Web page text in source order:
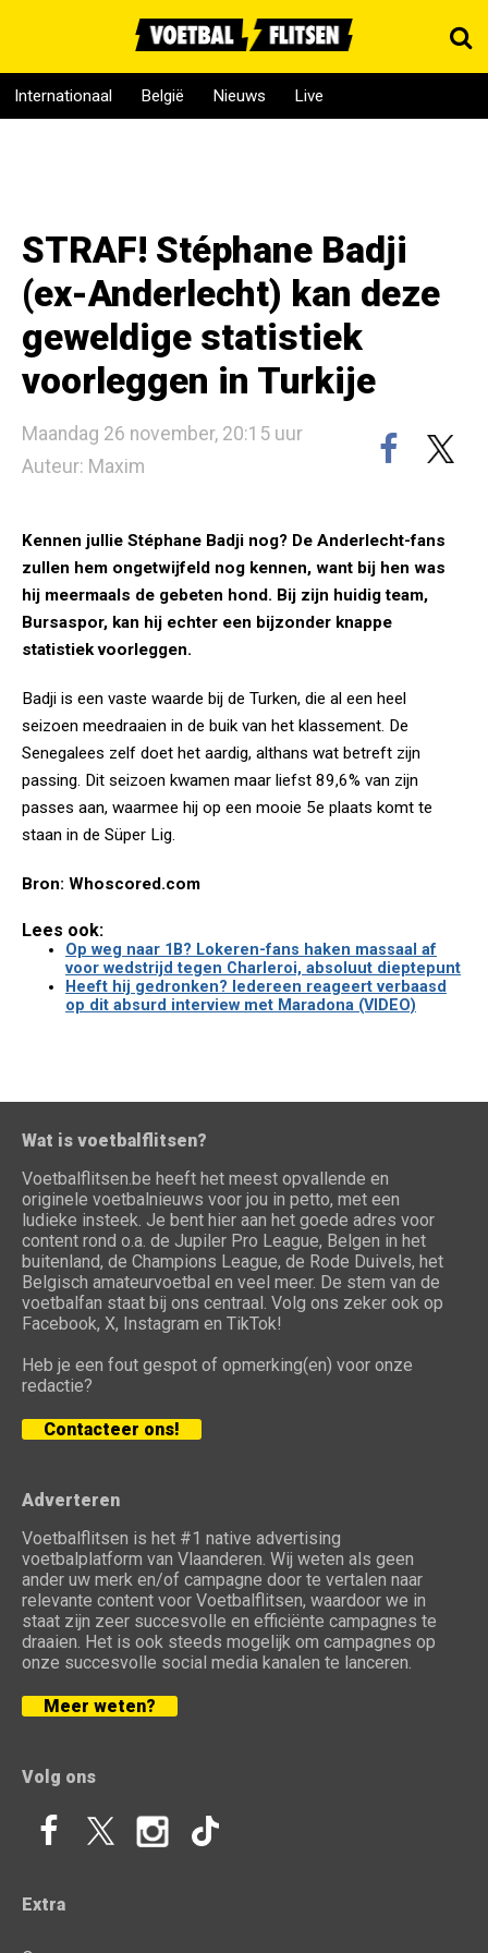
Internationaal België Nieuws Live
STRAF! Stéphane Badji
(ex-Anderlecht) kan deze
geweldige statistiek
voorleggen in Turkije
Maandag 26 november, 20:15 uur
Auteur: Maxim
Kennen jullie Stéphane Badji nog? De Anderlecht-fans
zullen hem ongetwijfeld nog kennen, want bij hen was
hij meermaals de gebeten hond. Bij zijn huidig team,
Bursaspor, kan hij echter een bijzonder knappe
statistiek voorleggen.
Badji is een vaste waarde bij de Turken, die al een heel
seizoen meedraaien in de buik van het klassement. De
Senegalees zelf doet het aardig, althans wat betreft zijn
passing. Dit seizoen kwamen maar liefst 89,6% van zijn
passes aan, waarmee hij op een mooie 5e plaats komt te
staan in de Süper Lig.
Bron: Whoscored.com
Lees ook:
Op weg naar 1B? Lokeren-fans haken massaal af
voor wedstrijd tegen Charleroi, absoluut dieptepunt
Heeft hij gedronken? Iedereen reageert verbaasd
op dit absurd interview met Maradona (VIDEO)
Wat is voetbalflitsen?
Voetbalflitsen.be heeft het meest opvallende en
originele voetbalnieuws voor jou in petto, met een
ludieke insteek. Je bent hier aan het goede adres voor
content rond o.a. de Jupiler Pro League, Belgen in het
buitenland, de Champions League, de Rode Duivels, het
Belgisch amateurvoetbal en veel meer. De stem van de
voetbalfan staat bij ons centraal. Volg ons zeker ook op
Facebook, X, Instagram en TikTok!
Heb je een fout gespot of opmerking(en) voor onze
redactie?
Contacteer ons!
Adverteren
Voetbalflitsen is het #1 native advertising
voetbalplatform van Vlaanderen. Wij weten als geen
ander uw merk en/of campagne door te vertalen naar
relevante content voor Voetbalflitsen, waardoor we in
staat zijn zeer succesvolle en efficiënte campagnes te
draaien. Het is ook steeds mogelijk om campagnes op
onze succesvolle social media kanalen te lanceren.
Meer weten?
Volg ons
Extra